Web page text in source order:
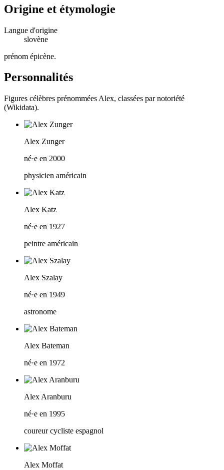
Origine et étymologie
Langue d'origine
slovène
prénom épicène.
Personnalités
Figures célèbres prénommées Alex, classées par notoriété
(Wikidata).
Alex Zunger
né·e en 2000
physicien américain
Alex Katz
né·e en 1927
peintre américain
Alex Szalay
né·e en 1949
astronome
Alex Bateman
né·e en 1972
Alex Aranburu
né·e en 1995
coureur cycliste espagnol
Alex Moffat